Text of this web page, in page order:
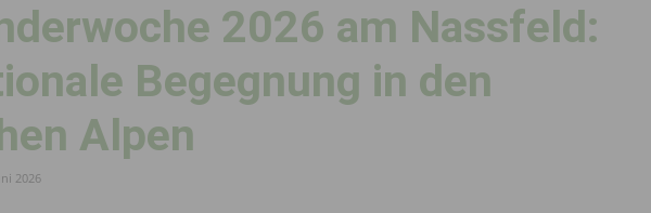
2026 am Nassfeld:
Begegnung in den
Alpen
2026